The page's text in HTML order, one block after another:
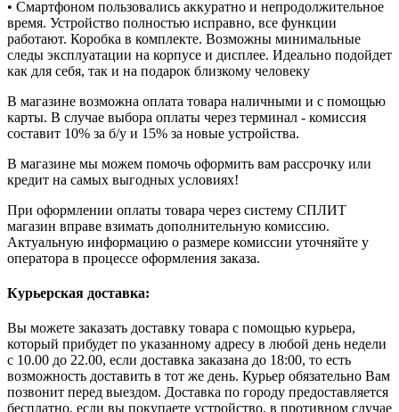
• Смартфоном пользовались аккуратно и непродолжительное
время. Устройство полностью исправно, все функции
работают. Коробка в комплекте. Возможны минимальные
следы эксплуатации на корпусе и дисплее. Идеально подойдет
как для себя, так и на подарок близкому человеку
В магазине возможна оплата товара наличными и с помощью
карты. В случае выбора оплаты через терминал - комиссия
составит 10% за б/у и 15% за новые устройства.
В магазине мы можем помочь оформить вам рассрочку или
кредит на самых выгодных условиях!
При оформлении оплаты товара через систему СПЛИТ
магазин вправе взимать дополнительную комиссию.
Актуальную информацию о размере комиссии уточняйте у
оператора в процессе оформления заказа.
Курьерская доставка:
Вы можете заказать доставку товара с помощью курьера,
который прибудет по указанному адресу в любой день недели
с 10.00 до 22.00, если доставка заказана до 18:00, то есть
возможность доставить в тот же день. Курьер обязательно Вам
позвонит перед выездом. Доставка по городу предоставляется
бесплатно, если вы покупаете устройство, в противном случае